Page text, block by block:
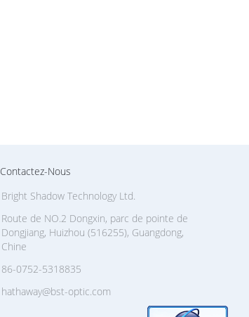
Contactez-Nous
Bright Shadow Technology Ltd.
Route de NO.2 Dongxin, parc de pointe de
Dongjiang, Huizhou (516255), Guangdong,
Chine
86-0752-5318835
hathaway@bst-optic.com